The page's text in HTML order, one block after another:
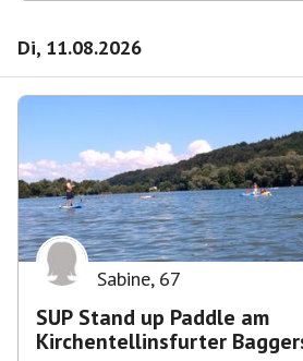
Di, 11.08.2026
Sabine, 67
SUP Stand up Paddle am
Kirchentellinsfurter